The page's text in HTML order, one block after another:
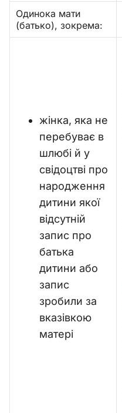
Одинока мати
(батько), зокрема:
жінка, яка не
перебуває в
шлюбі й у
свідоцтві про
народження
дитини якої
відсутній
запис про
батька
дитини або
запис
зробили за
вказівкою
матері